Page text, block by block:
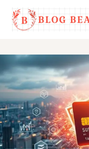
Skip
content